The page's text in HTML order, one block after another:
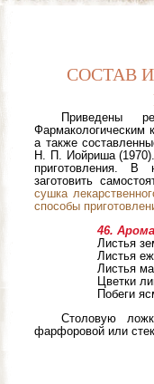
СОСТАВ
Приведены
Фармакологическим
а также
Н. П. Иойриша
приготовления. В
заготовить
сушка
способы
46.
Листья
Листья
Листья
Цветки
Побеги
Столовую
фарфоровой или